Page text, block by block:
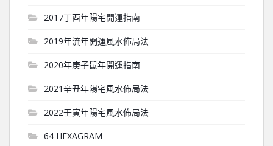
2017丁酉年陽宅開運指南
2019年流年開運風水佈局法
2020年庚子鼠年開運指南
2021辛丑年陽宅風水佈局法
2022壬寅年陽宅風水佈局法
64 HEXAGRAM